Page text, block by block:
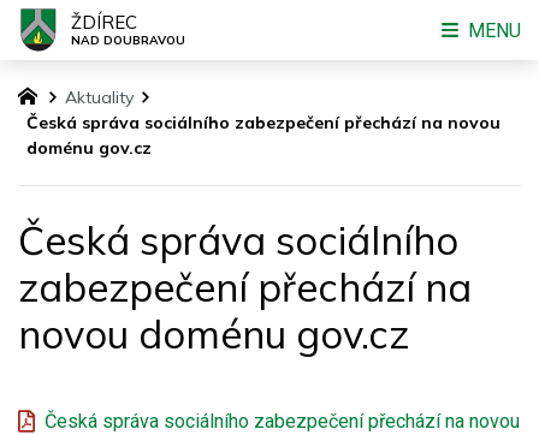
Aktuality
Česká správa sociálního zabezpečení přechází na novou
doménu gov.cz
Česká správa sociálního
zabezpečení přechází na
novou doménu gov.cz
Česká správa sociálního zabezpečení přechází na novou
ŽDÍREC
NAD DOUBRAVOU MENU